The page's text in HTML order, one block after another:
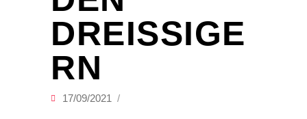
DREISSIGER
N
17/09/2021